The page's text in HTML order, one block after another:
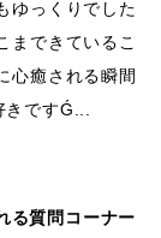
ゆっくりでした
まできているこ
心癒される瞬間
ですǴ...
る質問コーナー